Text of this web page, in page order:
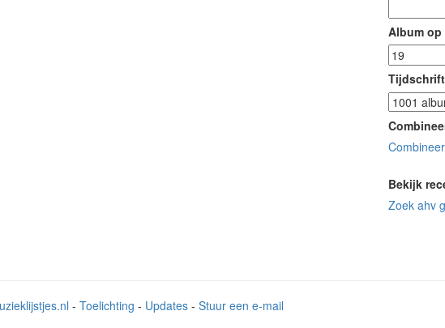
Album op
Bekijk
Zoek ahv
- Toelichting - Updates- Stuur een e-mail